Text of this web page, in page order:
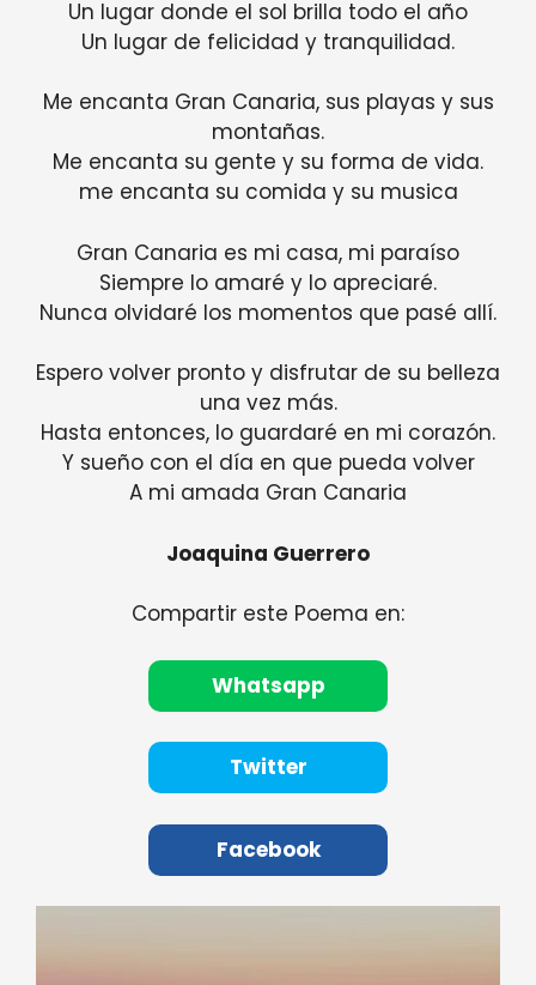
Un lugar donde el sol brilla todo el año
Un lugar de felicidad y tranquilidad.
Me encanta Gran Canaria, sus playas y sus
montañas.
Me encanta su gente y su forma de vida.
me encanta su comida y su musica
Gran Canaria es mi casa, mi paraíso
Siempre lo amaré y lo apreciaré.
Nunca olvidaré los momentos que pasé allí.
Espero volver pronto y disfrutar de su belleza
una vez más.
Hasta entonces, lo guardaré en mi corazón.
Y sueño con el día en que pueda volver
A mi amada Gran Canaria
Joaquina Guerrero
Compartir este Poema en:
Whatsapp
Twitter
Facebook